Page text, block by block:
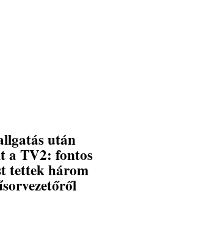
után
a TV2: fontos
tettek három